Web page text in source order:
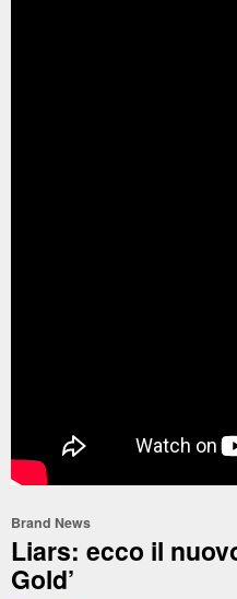
Brand News
Liars: ecco il
Gold’